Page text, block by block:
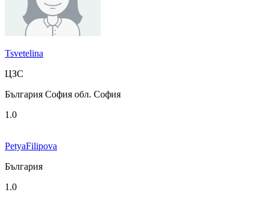
Tsvetelina
ЦЗС
България София обл. София
1.0
PetyaFilipova
България
1.0